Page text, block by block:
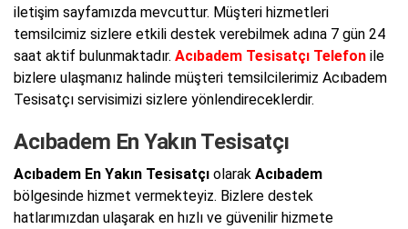
iletişim sayfamızda mevcuttur. Müşteri hizmetleri
temsilcimiz sizlere etkili destek verebilmek adına 7 gün 24
saat aktif bulunmaktadır. Acıbadem Tesisatçı Telefon ile
bizlere ulaşmanız halinde müşteri temsilcilerimiz Acıbadem
Tesisatçı servisimizi sizlere yönlendireceklerdir.
Acıbadem En Yakın Tesisatçı
Acıbadem En Yakın Tesisatçı olarak Acıbadem
bölgesinde hizmet vermekteyiz. Bizlere destek
hatlarımızdan ulaşarak en hızlı ve güvenilir hizmete